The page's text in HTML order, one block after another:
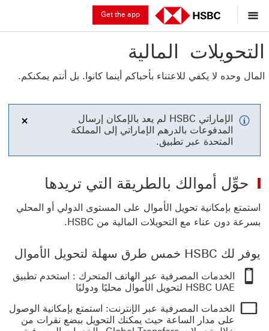
Get the app
التحويلات المالية
المال وحده لا يكفي للاعتناء بأحباكم أينما كانوا. بل أنتم يمكنكم.
الإماراتي HSBC لم يعد بالإمكان إرسال
المدفوعات بالدرهم الإماراتي إلى المملكة
المتحدة عبر تطبيق.
حوِّل أموالك بالطريقة التي تريدها
استمتع بإمكانية تحويل الأموال على المستوى الدولي أو المحلي
بسرعة دون عناء مع التحويلات المالية من HSBC.
يوفر لك HSBC خمس طرق سهلة لتحويل الأموال
الخدمات المصرفية عبر الهاتف المتحرك : استخدم تطبيق
HSBC UAE لتحويل الأموال محليًا ودوليًا
‏‫الخدمات المصرفية عبر الإنترنت:‬ استمتع بإمكانية الوصول
على مدار الساعة حيث يمكنك التحويل ببضع نقرات من